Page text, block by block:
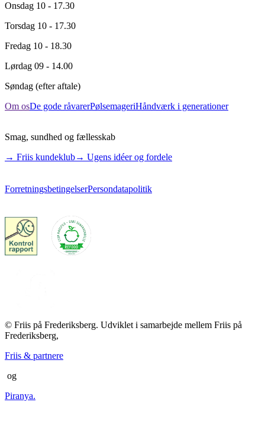
Onsdag 10 - 17.30
Torsdag 10 - 17.30
Fredag 10 - 18.30
Lørdag 09 - 14.00
Søndag (efter aftale)
Om osDe gode råvarerPølsemageriHåndværk i generationer
Smag, sundhed og fællesskab
→ Friis kundeklub→ Ugens idéer og fordele
ForretningsbetingelserPersondatapolitik
© Friis på Frederiksberg. Udviklet i samarbejde mellem Friis på
Frederiksberg,
Friis & partnere
og
Piranya.